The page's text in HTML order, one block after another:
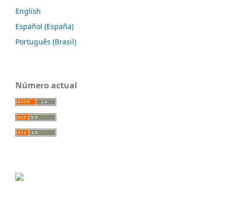
English
Español (España)
Português (Brasil)
Número actual